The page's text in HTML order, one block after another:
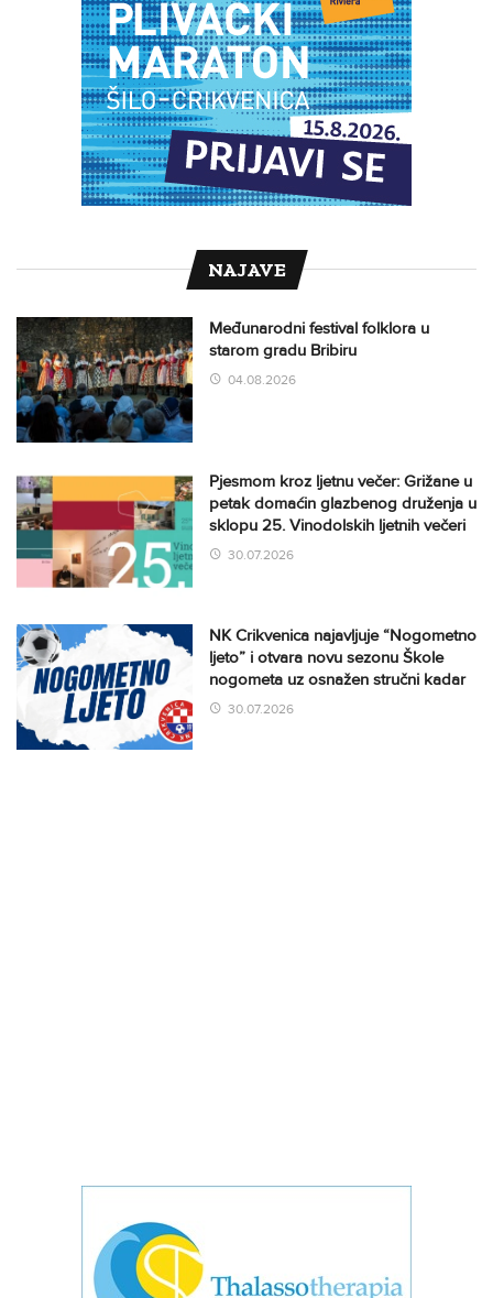
NAJAVE
Međunarodni festival folklora u
starom gradu Bribiru
04.08.2026
Pjesmom kroz ljetnu večer: Grižane u
petak domaćin glazbenog druženja u
sklopu 25. Vinodolskih ljetnih večeri
30.07.2026
NK Crikvenica najavljuje “Nogometno
ljeto” i otvara novu sezonu Škole
nogometa uz osnažen stručni kadar
30.07.2026